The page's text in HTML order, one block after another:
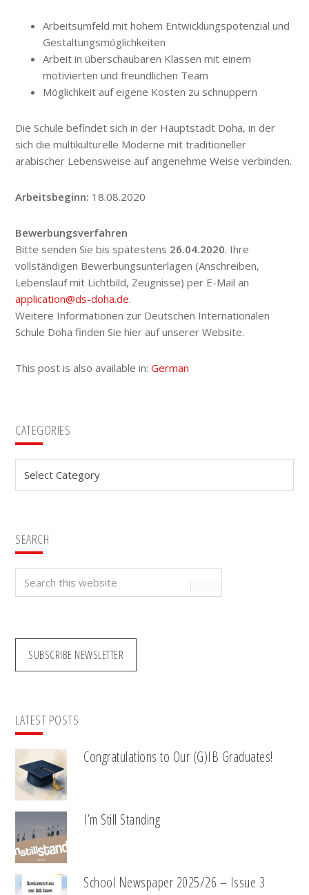
Arbeitsumfeld mit hohem Entwicklungspotenzial und
Gestaltungsmöglichkeiten
Arbeit in überschaubaren Klassen mit einem
motivierten und freundlichen Team
Möglichkeit auf eigene Kosten zu schnuppern
Die Schule befindet sich in der Hauptstadt Doha, in der
sich die multikulturelle Moderne mit traditioneller
arabischer Lebensweise auf angenehme Weise verbinden.
Arbeitsbeginn: 18.08.2020
Bewerbungsverfahren
Bitte senden Sie bis spätestens 26.04.2020. Ihre
vollständigen Bewerbungsunterlagen (Anschreiben,
Lebenslauf mit Lichtbild, Zeugnisse) per E-Mail an
application@ds-doha.de.
Weitere Informationen zur Deutschen Internationalen
Schule Doha finden Sie hier auf unserer Website.
This post is also available in:German
Primary
Sidebar
CATEGORIES
SEARCH
Search
this
SUBSCRIBE NEWSLETTER
LATEST POSTS
Congratulations to Our (G)IB Graduates!
I’m Still Standing
School Newspaper 2025/26 – Issue 3